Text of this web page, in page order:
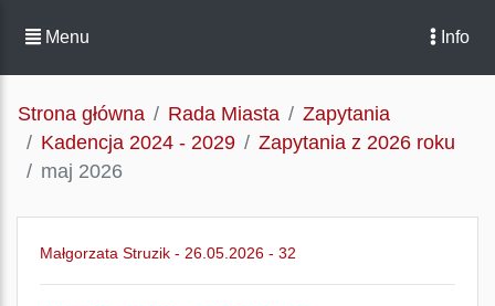
Menu Info
Strona główna Rada Miasta
Zapytania
Kadencja 2024 - 2029
Zapytania z 2026 roku
maj 2026
Małgorzata Struzik - 26.05.2026 - 32